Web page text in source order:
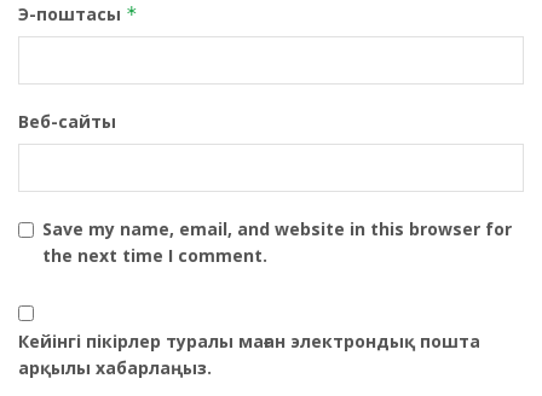
Э-поштасы *
Веб-сайты
Save my name, email, and website in this browser for
the next time I comment.
Кейінгі пікірлер туралы маған электрондық пошта
арқылы хабарлаңыз.